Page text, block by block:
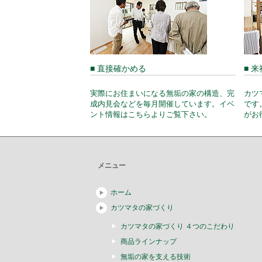
■ 直接確かめる
実際にお住まいになる無垢の家の構造、完
成内見会などを毎月開催しています。イベ
ント情報はこちらよりご覧下さい。
■ 来
カツ
です
がお
メニュー
ホーム
カツマタの家づくり
カツマタの家づくり ４つのこだわり
商品ラインナップ
無垢の家を支える技術